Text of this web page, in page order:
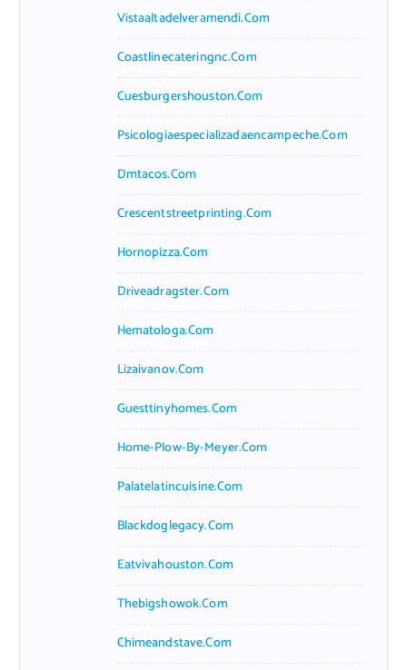
Vistaaltadelveramendi.com
Coastlinecateringnc.com
Cuesburgershouston.com
Psicologiaespecializadaencampeche.com
Dmtacos.com
Crescentstreetprinting.com
Hornopizza.com
Driveadragster.com
Hematologa.com
Lizaivanov.com
Guesttinyhomes.com
Home-Plow-By-Meyer.com
Palatelatincuisine.com
Blackdoglegacy.com
Eatvivahouston.com
Thebigshowok.com
Chimeandstave.com